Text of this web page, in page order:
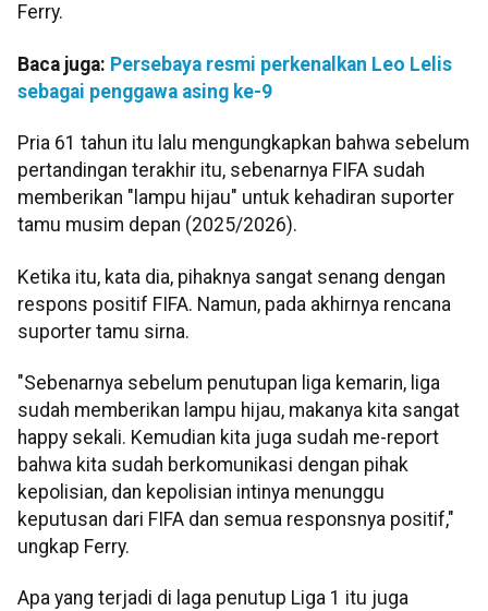
Ferry.
Baca juga: Persebaya resmi perkenalkan Leo Lelis
sebagai penggawa asing ke-9
Pria 61 tahun itu lalu mengungkapkan bahwa sebelum
pertandingan terakhir itu, sebenarnya FIFA sudah
memberikan "lampu hijau" untuk kehadiran suporter
tamu musim depan (2025/2026).
Ketika itu, kata dia, pihaknya sangat senang dengan
respons positif FIFA. Namun, pada akhirnya rencana
suporter tamu sirna.
"Sebenarnya sebelum penutupan liga kemarin, liga
sudah memberikan lampu hijau, makanya kita sangat
happy sekali. Kemudian kita juga sudah me-report
bahwa kita sudah berkomunikasi dengan pihak
kepolisian, dan kepolisian intinya menunggu
keputusan dari FIFA dan semua responsnya positif,"
ungkap Ferry.
Apa yang terjadi di laga penutup Liga 1 itu juga